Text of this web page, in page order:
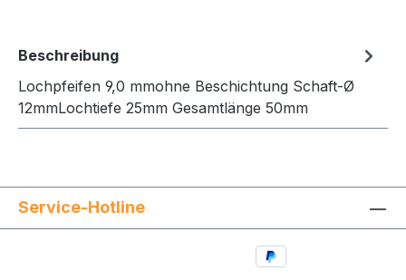
Beschreibung
Lochpfeifen 9,0 mmohne Beschichtung Schaft-Ø
12mmLochtiefe 25mm Gesamtlänge 50mm
Service-Hotline